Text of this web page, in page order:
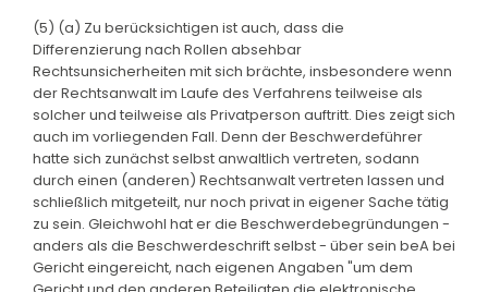
(5) (a) Zu berücksichtigen ist auch, dass die
Differenzierung nach Rollen absehbar
Rechtsunsicherheiten mit sich brächte, insbesondere wenn
der Rechtsanwalt im Laufe des Verfahrens teilweise als
solcher und teilweise als Privatperson auftritt. Dies zeigt sich
auch im vorliegenden Fall. Denn der Beschwerdeführer
hatte sich zunächst selbst anwaltlich vertreten, sodann
durch einen (anderen) Rechtsanwalt vertreten lassen und
schließlich mitgeteilt, nur noch privat in eigener Sache tätig
zu sein. Gleichwohl hat er die Beschwerdebegründungen -
anders als die Beschwerdeschrift selbst - über sein beA bei
Gericht eingereicht, nach eigenen Angaben "um dem